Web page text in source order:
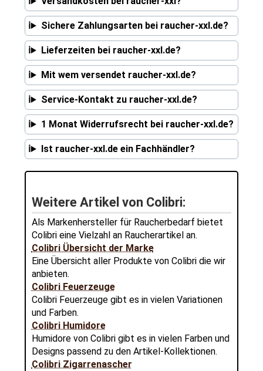
Sichere Zahlungsarten bei raucher-xxl.de?
Lieferzeiten bei raucher-xxl.de?
Mit wem versendet raucher-xxl.de?
Service-Kontakt zu raucher-xxl.de?
1 Monat Widerrufsrecht bei raucher-xxl.de?
Ist raucher-xxl.de ein Fachhändler?
Weitere Artikel von Colibri:
Als Markenhersteller für Raucherbedarf bietet
Colibri eine Vielzahl an Raucherartikel an.
Colibri Übersicht der Marke
Eine Übersicht aller Produkte von Colibri die wir
anbieten.
Colibri Feuerzeuge
Colibri Feuerzeuge gibt es in vielen Variationen
und Farben.
Colibri Humidore
Humidore von Colibri gibt es in vielen Farben und
Designs passend zu den Artikel-Kollektionen.
Colibri Zigarrenascher